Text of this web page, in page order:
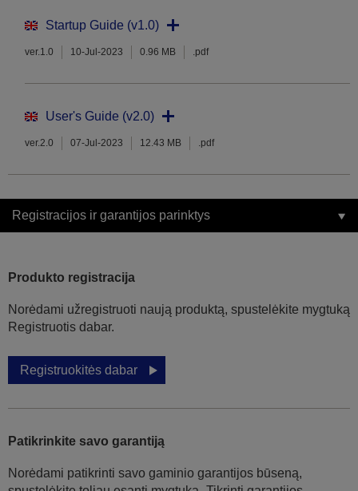
Startup Guide (v1.0)
ver.1.0 10-Jul-2023 0.96 MB .pdf
User's Guide (v2.0)
ver.2.0 07-Jul-2023 12.43 MB .pdf
Registracijos ir garantijos parinktys
Produkto registracija
Norėdami užregistruoti naują produktą, spustelėkite mygtuką
Registruotis dabar.
Registruokitės dabar
Patikrinkite savo garantiją
Norėdami patikrinti savo gaminio garantijos būseną,